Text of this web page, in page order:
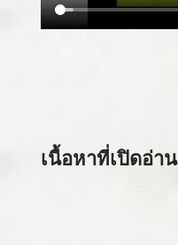
เนื้อหาที่เปิดอ่าน